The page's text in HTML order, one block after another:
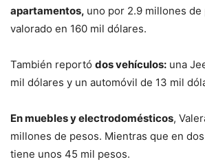
apartamentos, uno por 2.9 millones de
valorado en 160 mil dólares.
También reportó dos vehículos: una
mil dólares y un automóvil de 13 mil
En muebles y electrodomésticos,
millones de pesos. Mientras que en
tiene unos 45 mil pesos.